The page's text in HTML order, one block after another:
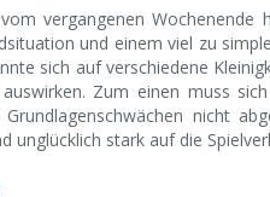
vergangenen Wochenende
und einem viel zu
sich auf verschiedene
Zum einen muss
nicht
unglücklich stark auf die